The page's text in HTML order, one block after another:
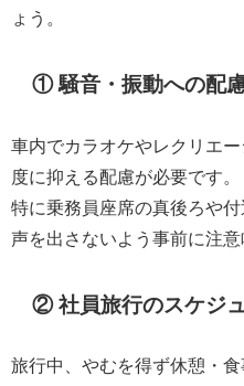
ょう。
① 騒音・振動への配
車内でカラオケやレクリエ
度に抑える配慮が必要です。
特に乗務員座席の真後ろや
声を出さないよう事前に注意
② 社員旅行のスケジ
旅行中、やむを得ず休憩・